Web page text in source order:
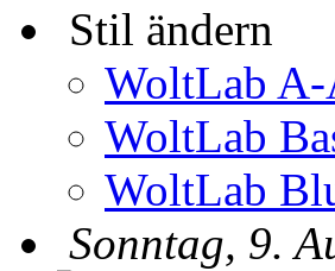
Stil ändern
WoltLab
WoltLab
WoltLab
Sonntag, 9.